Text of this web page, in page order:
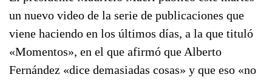
un nuevo video de la serie de publicaciones que
viene haciendo en los últimos días, a la que tituló
«Momentos», en el que afirmó que Alberto
Fernández «dice demasiadas cosas» y que eso «no